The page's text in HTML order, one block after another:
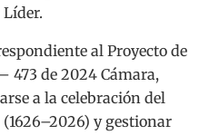
al Proyecto de
473 de 2024 Cámara,
a la celebración del
y gestionar